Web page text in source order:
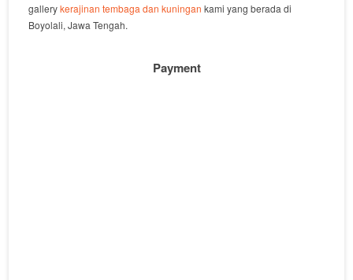
gallerykerajinan tembaga dan kuningan kami yang berada di
Boyolali, Jawa Tengah.
Payment